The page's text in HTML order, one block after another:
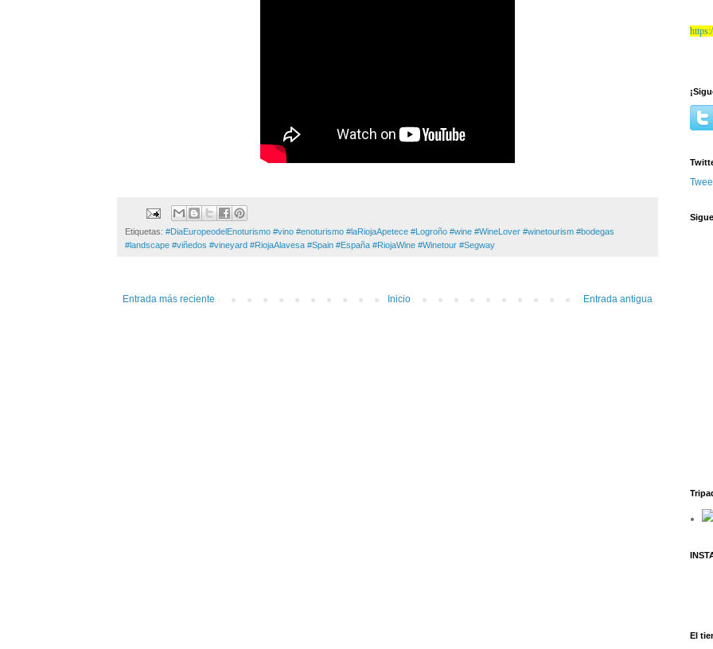
Etiquetas: #DiaEuropeodelEnoturismo #vino #enoturismo #laRiojaApetece #Logroño #wine #WineLover #winetourism #bodegas
#landscape #viñedos #vineyard #RiojaAlavesa #Spain #España #RiojaWine #Winetour #Segway
Entrada más reciente Entrada antigua
Inicio
El